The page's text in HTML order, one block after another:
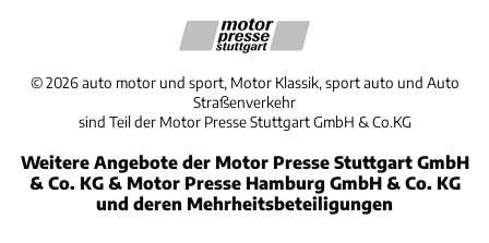
©2026 auto motor und sport, Motor Klassik, sport auto und Auto
Straßenverkehr
sind Teil der Motor Presse Stuttgart GmbH & Co.KG
Weitere Angebote der Motor Presse Stuttgart GmbH
& Co. KG & Motor Presse Hamburg GmbH & Co. KG
und deren Mehrheitsbeteiligungen